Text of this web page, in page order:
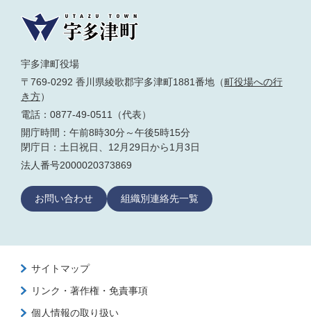
宇多津町役場
〒769-0292 香川県綾歌郡宇多津町1881番地（町役場への行
き方）
電話：0877-49-0511（代表）
開庁時間：午前8時30分～午後5時15分
閉庁日：土日祝日、12月29日から1月3日
法人番号2000020373869
お問い合わせ 組織別連絡先一覧
サイトマップ
リンク・著作権・免責事項
個人情報の取り扱い